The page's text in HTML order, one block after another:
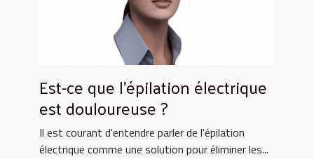
Est-ce que l'épilation électrique
est douloureuse ?
Il est courant d'entendre parler de l'épilation
électrique comme une solution pour éliminer les...